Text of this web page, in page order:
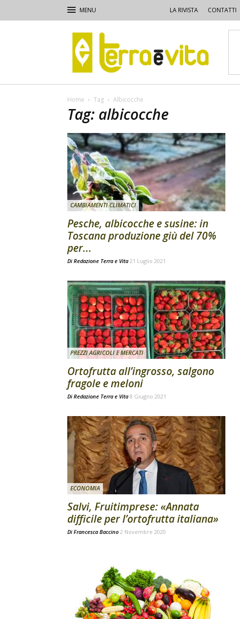
LA RIVISTA CONTATTI
Terra
e
Vita
Home Tag Albicocche
Tag: albicocche
CAMBIAMENTI CLIMATICI
Pesche, albicocche e susine: in
Toscana produzione giù del 70%
per...
Di Redazione Terra e Vita 21 Luglio 2021
PREZZI AGRICOLI E MERCATI
Ortofrutta all’ingrosso, salgono
fragole e meloni
Di Redazione Terra e Vita 8 Giugno 2021
ECONOMIA
Salvi, Fruitimprese: «Annata
difficile per l’ortofrutta italiana»
Di Francesca Baccino 2 Novembre 2020